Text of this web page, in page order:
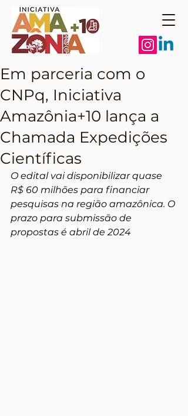
Em parceria com o
CNPq, Iniciativa
Amazônia+10 lança a
Chamada Expedições
Científicas
O edital vai disponibilizar quase
R$ 60 milhões para financiar
pesquisas na região amazônica. O
prazo para submissão de
propostas é abril de 2024